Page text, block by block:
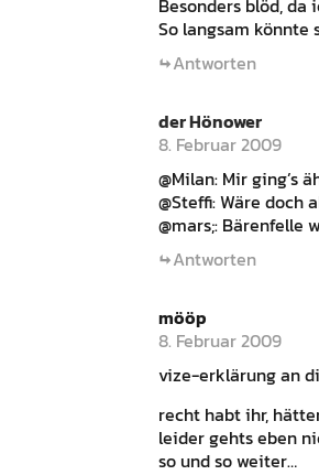
Besonders blöd,
So langsam könnte
Antworten
der Hönower
8. Februar 2009
@Milan: Mir ging’s
@Steffi: Wäre doch
@mars;: Bärenfelle
Antworten
mööp
8. Februar 2009
vize-erklärung an
recht habt ihr,
leider gehts eben
so und so weiter…